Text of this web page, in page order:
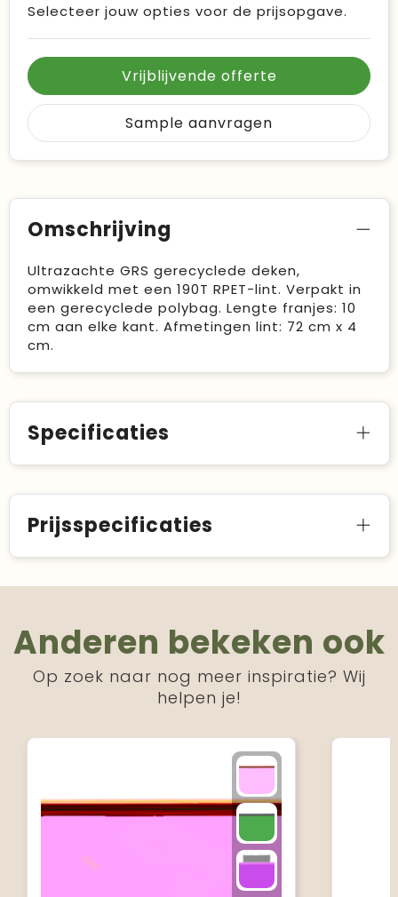
Selecteer jouw opties voor de prijsopgave.
Vrijblijvende offerte
Sample aanvragen
Omschrijving
Ultrazachte GRS gerecyclede deken,
omwikkeld met een 190T RPET-lint. Verpakt in
een gerecyclede polybag. Lengte franjes: 10
cm aan elke kant. Afmetingen lint: 72 cm x 4
cm.
Specificaties
Prijsspecificaties
Anderen bekeken ook
Op zoek naar nog meer inspiratie? Wij
helpen je!